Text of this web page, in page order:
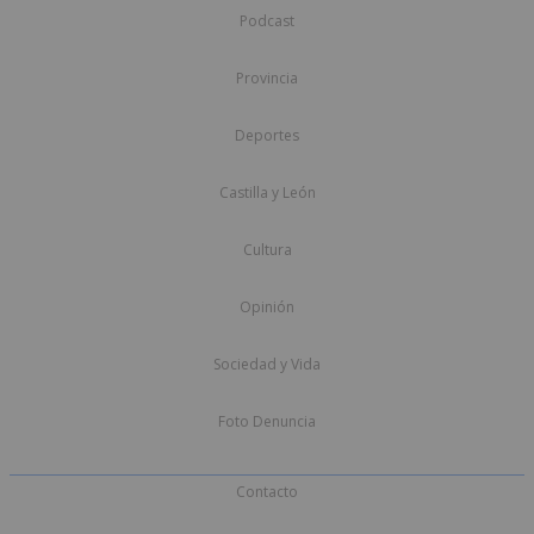
Podcast
Provincia
Deportes
Castilla y León
Cultura
Opinión
Sociedad y Vida
Foto Denuncia
Contacto